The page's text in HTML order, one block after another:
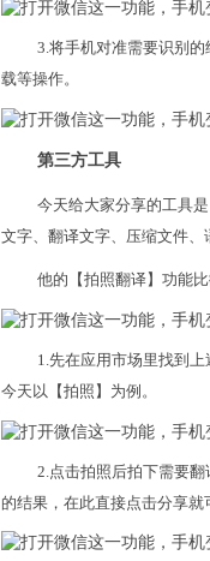
3.将手机对准需要识别
载等操作。
第三方工具
今天给大家分享的工具
文字、翻译文字、压缩文件、
他的【拍照翻译】功能
1.先在应用市场里找到
今天以【拍照】为例。
2.点击拍照后拍下需要
的结果，在此直接点击分享就